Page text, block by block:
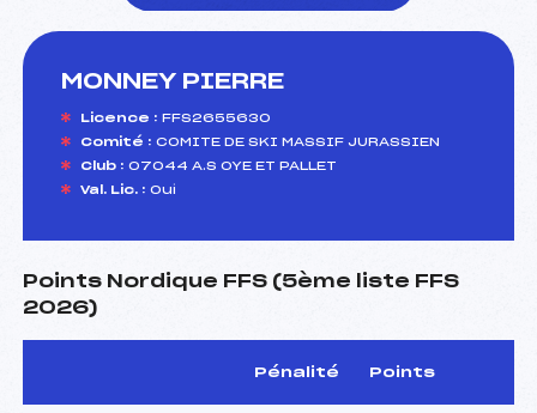
MONNEY PIERRE
Licence : FFS2655630
Comité : COMITE DE SKI MASSIF JURASSIEN
Club : 07044 A.S OYE ET PALLET
Val. Lic. : Oui
Points Nordique FFS (5ème liste FFS
2026)
Pénalité Points